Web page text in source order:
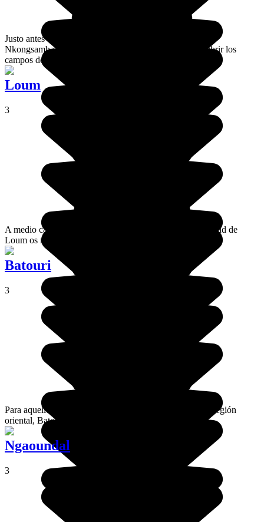
Justo antes de llegar a Melong desde Duala, la ciudad de
Nkongsamba es un punto agradable desde donde descubrir los
campos de alrededor.
Loum
3
A medio camino entre Douala y Melong, la pequeña ciudad de
Loum os mostrará la vida del Camerún profundo.
Batouri
3
Para aquellos que deseen descubrir la autenticidad de la región
oriental, Batouri es la parada perfecta.
Ngaoundal
3